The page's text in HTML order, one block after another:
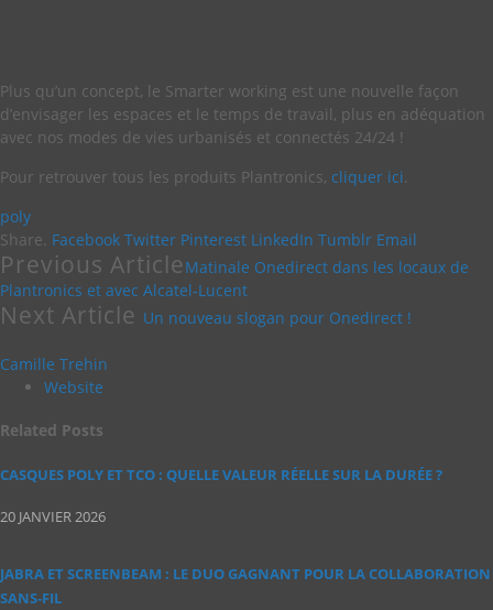
Plus qu’un concept, le Smarter working est une nouvelle façon
d’envisager les espaces et le temps de travail, plus en adéquation
avec nos modes de vies urbanisés et connectés 24/24 !
Pour retrouver tous les produits Plantronics, cliquer ici
poly
Share. Facebook Twitter Pinterest LinkedIn Tumblr Email
Previous Article Matinale Onedirect dans les locaux de
Plantronics et avec Alcatel-Lucent
Next Article Un nouveau slogan pour Onedirect !
Camille Trehin
Website
Related Posts
CASQUES POLY ET TCO : QUELLE VALEUR RÉELLE SUR LA DURÉE ?
20 JANVIER 2026
JABRA ET SCREENBEAM : LE DUO GAGNANT POUR LA COLLABORATION
SANS‑FIL